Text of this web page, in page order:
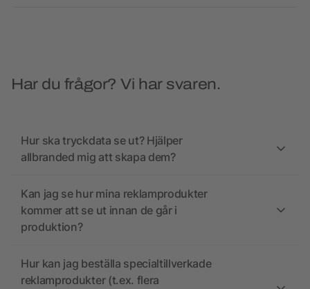
Har du frågor? Vi har svaren.
Hur ska tryckdata se ut? Hjälper
allbranded mig att skapa dem?
Kan jag se hur mina reklamprodukter
kommer att se ut innan de går i
produktion?
Hur kan jag beställa specialtillverkade
reklamprodukter (t.ex. flera